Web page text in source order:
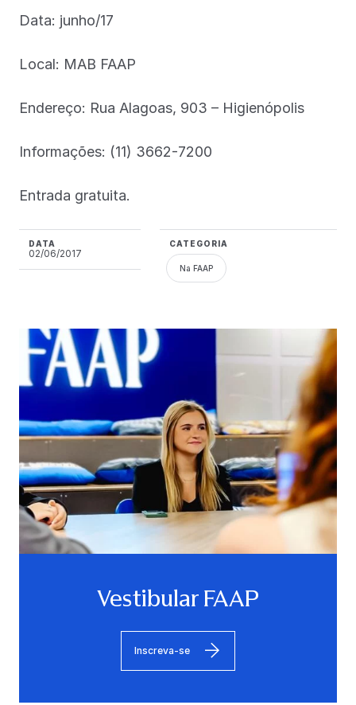
Data: junho/17
Local: MAB FAAP
Endereço: Rua Alagoas, 903 – Higienópolis
Informações: (11) 3662-7200
Entrada gratuita.
DATA
02/06/2017
CATEGORIA
Na FAAP
Vestibular FAAP
Inscreva-se